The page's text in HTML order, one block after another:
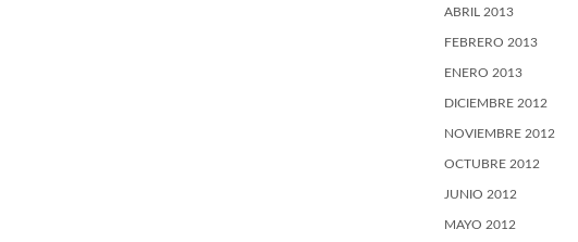
ABRIL 2013
FEBRERO 2013
ENERO 2013
DICIEMBRE 2012
NOVIEMBRE 2012
OCTUBRE 2012
JUNIO 2012
MAYO 2012